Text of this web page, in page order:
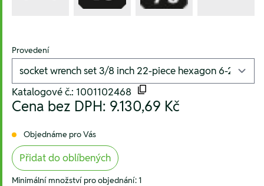
Provedení
Katalogové č.: 1001102468
Cena bez DPH: 9.130,69 Kč
Objednáme pro Vás
Přidat do oblíbených
Minimální množství pro objednání: 1